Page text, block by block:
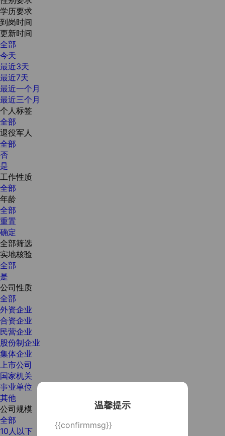
温馨提示
{{confirmmsg}}
学历要求
到岗时间
更新时间
全部
今天
最近3天
最近7天
最近一个月
最近三个月
个人标签
全部
退役军人
全部
否
是
工作性质
全部
年龄
全部
重置
确定
全部筛选
实地核验
全部
是
公司性质
全部
外资企业
合资企业
民营企业
股份制企业
集体企业
上市公司
国家机关
事业单位
其他
公司规模
全部
10人以下